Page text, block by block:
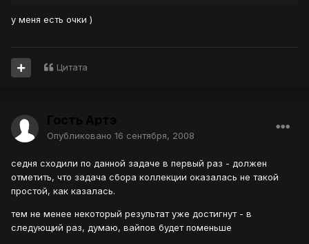
у меня есть очки )
Цитата
Опубликовано 16 сентября, 2008
седня сходили по данной задаче в первый раз - должен
отметить, что задача сбора коллекции оказалась не такой
простой, как казалась.
тем не менее некоторый результат уже достигнут - в
следующий раз, думаю, вайпов будет поменьше